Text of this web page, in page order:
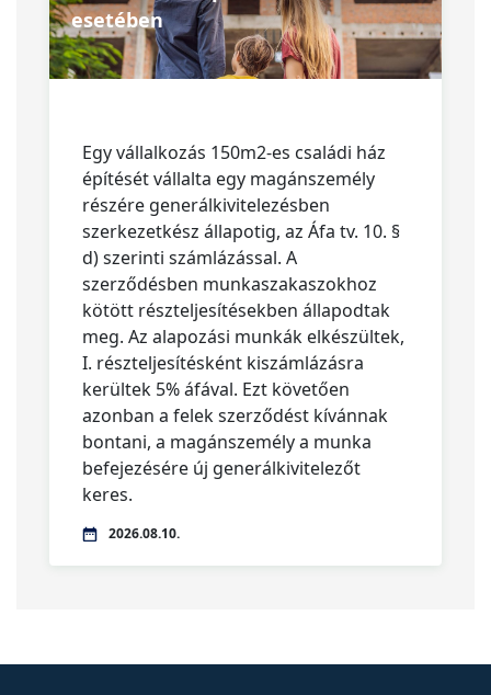
esetében
Egy vállalkozás 150m2-es családi ház
építését vállalta egy magánszemély
részére generálkivitelezésben
szerkezetkész állapotig, az Áfa tv. 10. §
d) szerinti számlázással. A
szerződésben munkaszakaszokhoz
kötött részteljesítésekben állapodtak
meg. Az alapozási munkák elkészültek,
I. részteljesítésként kiszámlázásra
kerültek 5% áfával. Ezt követően
azonban a felek szerződést kívánnak
bontani, a magánszemély a munka
befejezésére új generálkivitelezőt
keres.
2026.08.10.